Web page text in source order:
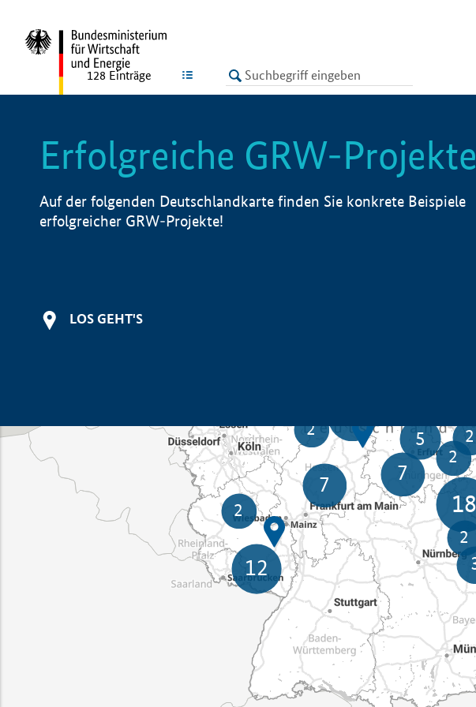
LISTE
128 Einträge
Erfolgreiche GRW-Projekte
Auf der folgenden Deutschlandkarte finden Sie konkrete Beispiele
erfolgreicher GRW-Projekte!
LOS GEHT'S